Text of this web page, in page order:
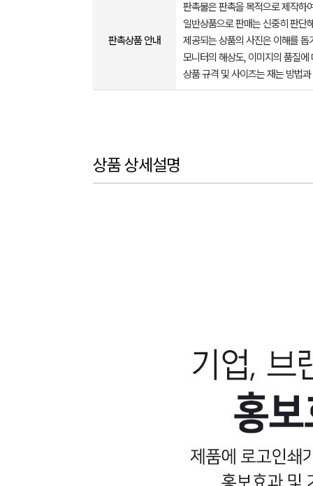
판촉상품 안내
판촉물은 판촉을 목적으로 제작하
일반상품으로 판매는 신중히 판단
제공되는 상품의 사진은 이해를
모니터의 해상도, 이미지의 품질
상품 규격 및 사이즈는 재는 방법
상품 상세설명